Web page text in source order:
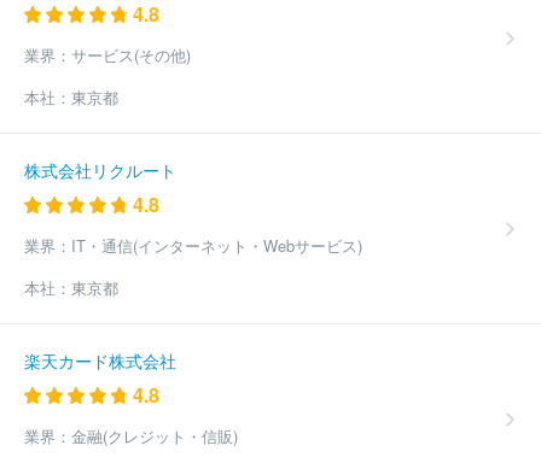
4.8
業界： サービス(その他)
本社： 東京都
株式会社リクルート
4.8
業界： IT・通信(インターネット・Webサービス)
本社： 東京都
楽天カード株式会社
4.8
業界： 金融(クレジット・信販)